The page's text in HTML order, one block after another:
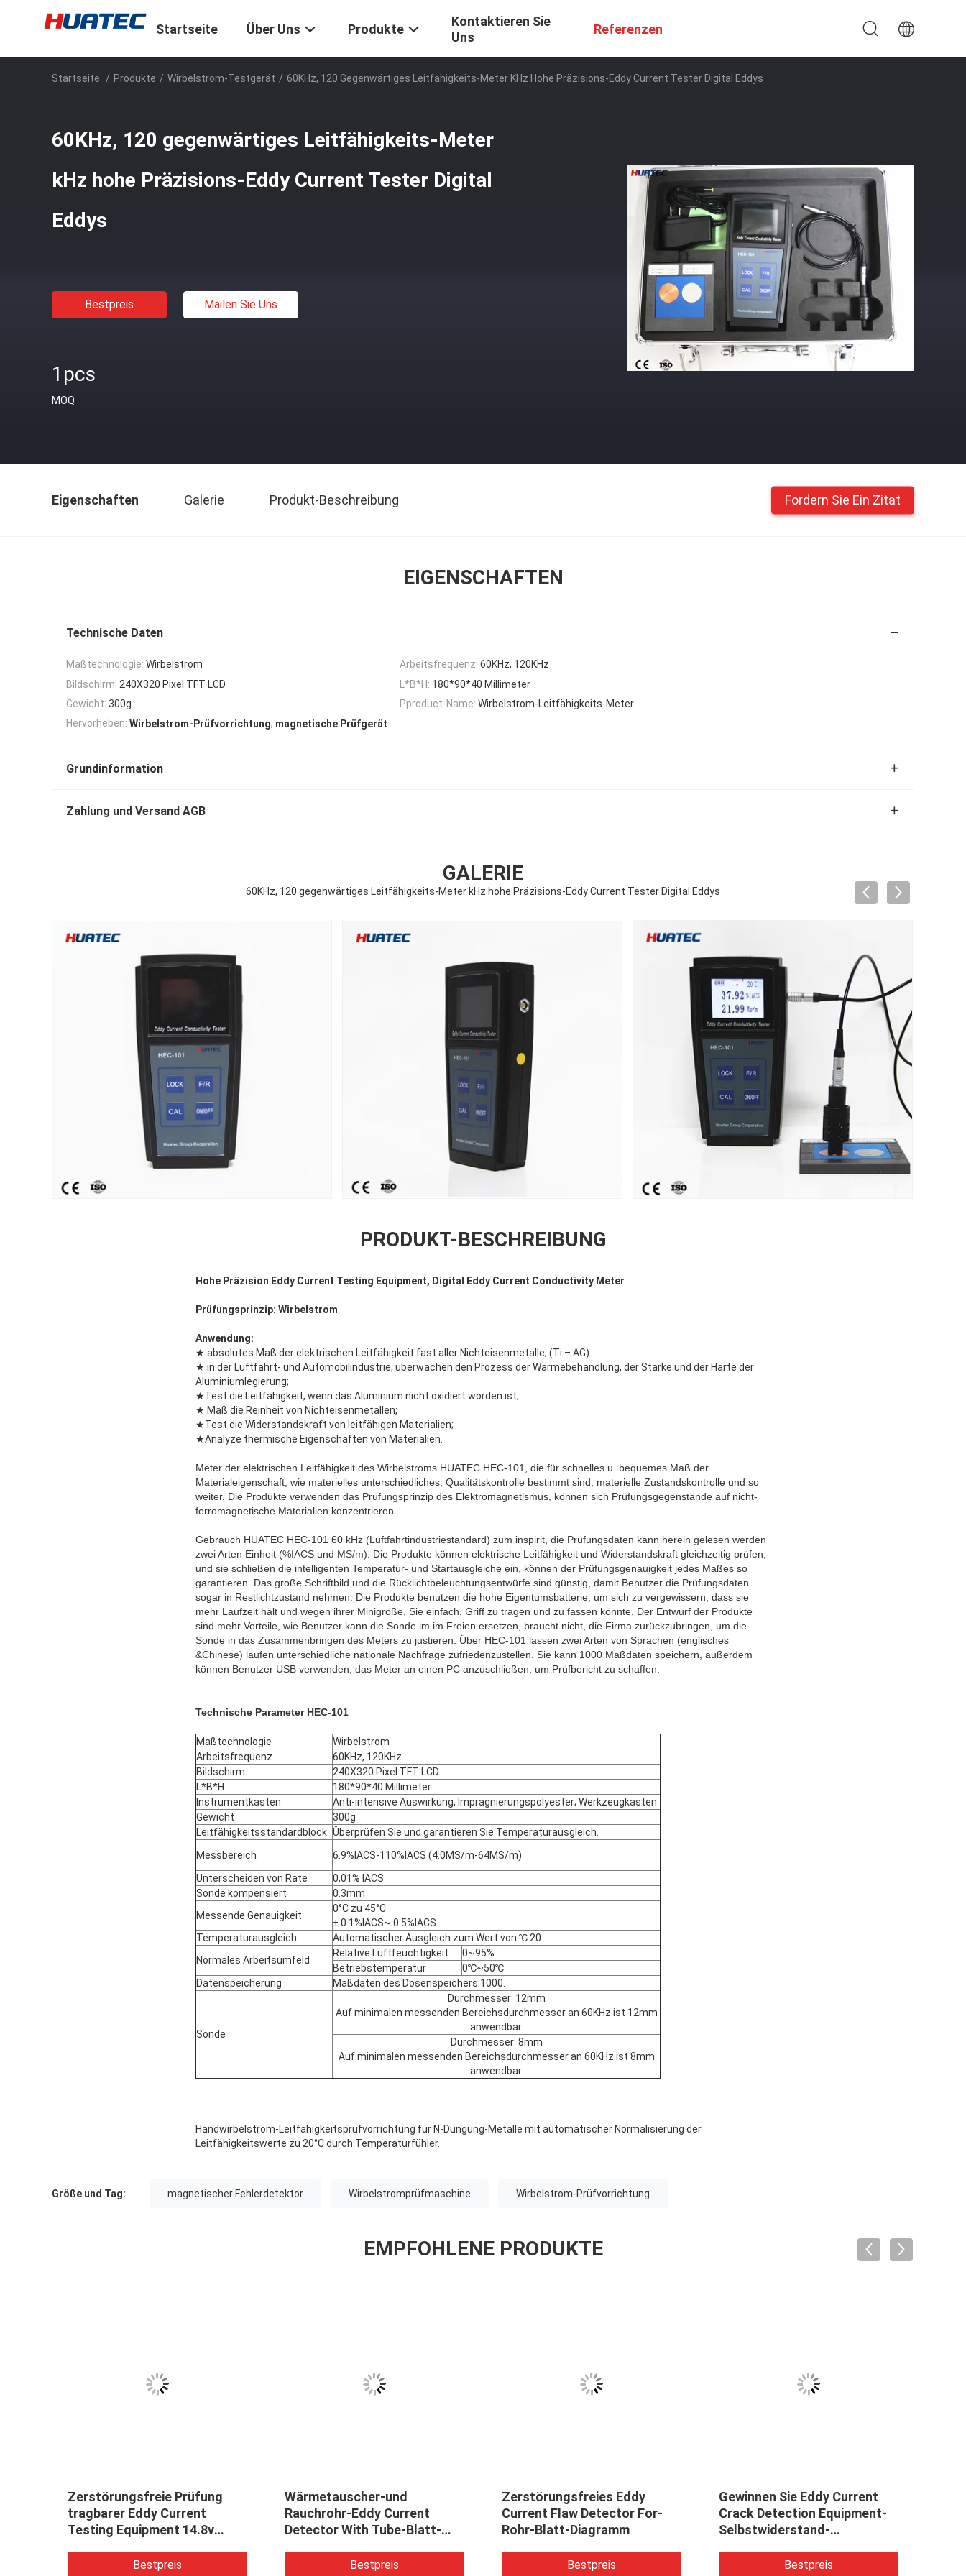
Startseite Über Uns Produkte
Kontaktieren Sie
Uns
Referenzen
Startseite / Produkte / Wirbelstrom-Testgerät / 60KHz, 120 Gegenwärtiges Leitfähigkeits-Meter KHz Hohe Präzisions-Eddy Current Tester Digital Eddys
60KHz, 120 gegenwärtiges Leitfähigkeits-Meter
kHz hohe Präzisions-Eddy Current Tester Digital
Eddys
Bestpreis Mailen Sie Uns
1pcs
MOQ
Eigenschaften Galerie Produkt-Beschreibung Fordern Sie Ein Zitat
EIGENSCHAFTEN
Technische Daten
Maßtechnologie: Wirbelstrom Arbeitsfrequenz: 60KHz, 120KHz
Bildschirm: 240X320 Pixel TFT LCD L*B*H: 180*90*40 Millimeter
Gewicht: 300g Pproduct-Name: Wirbelstrom-Leitfähigkeits-Meter
Hervorheben: Wirbelstrom-Prüfvorrichtung, magnetische Prüfgerät
Grundinformation
Zahlung und Versand AGB
GALERIE
60KHz, 120 gegenwärtiges Leitfähigkeits-Meter kHz hohe Präzisions-Eddy Current Tester Digital Eddys
PRODUKT-BESCHREIBUNG
Hohe Präzision Eddy Current Testing Equipment, Digital Eddy Current Conductivity Meter
Prüfungsprinzip: Wirbelstrom
Anwendung:
★ absolutes Maß der elektrischen Leitfähigkeit fast aller Nichteisenmetalle; (Ti – AG)
★ in der Luftfahrt- und Automobilindustrie, überwachen den Prozess der Wärmebehandlung, der Stärke und der Härte der
Aluminiumlegierung;
★Test die Leitfähigkeit, wenn das Aluminium nicht oxidiert worden ist;
★ Maß die Reinheit von Nichteisenmetallen;
★Test die Widerstandskraft von leitfähigen Materialien;
★Analyze thermische Eigenschaften von Materialien.
Meter der elektrischen Leitfähigkeit des Wirbelstroms HUATEC HEC-101, die für schnelles u. bequemes Maß der
Materialeigenschaft, wie materielles unterschiedliches, Qualitätskontrolle bestimmt sind, materielle Zustandskontrolle und so
weiter. Die Produkte verwenden das Prüfungsprinzip des Elektromagnetismus, können sich Prüfungsgegenstände auf nicht-
ferromagnetische Materialien konzentrieren.
Gebrauch HUATEC HEC-101 60 kHz (Luftfahrtindustriestandard) zum inspirit, die Prüfungsdaten kann herein gelesen werden
zwei Arten Einheit (%IACS und MS/m). Die Produkte können elektrische Leitfähigkeit und Widerstandskraft gleichzeitig prüfen,
und sie schließen die intelligenten Temperatur- und Startausgleiche ein, können der Prüfungsgenauigkeit jedes Maßes so
garantieren. Das große Schriftbild und die Rücklichtbeleuchtungsentwürfe sind günstig, damit Benutzer die Prüfungsdaten
sogar in Restlichtzustand nehmen. Die Produkte benutzen die hohe Eigentumsbatterie, um sich zu vergewissern, dass sie
mehr Laufzeit hält und wegen ihrer Minigröße, Sie einfach, Griff zu tragen und zu fassen könnte. Der Entwurf der Produkte
sind mehr Vorteile, wie Benutzer kann die Sonde im im Freien ersetzen, braucht nicht, die Firma zurückzubringen, um die
Sonde in das Zusammenbringen des Meters zu justieren. Über HEC-101 lassen zwei Arten von Sprachen (englisches
&Chinese) laufen unterschiedliche nationale Nachfrage zufriedenzustellen. Sie kann 1000 Maßdaten speichern, außerdem
können Benutzer USB verwenden, das Meter an einen PC anzuschließen, um Prüfbericht zu schaffen.
Technische Parameter HEC-101
Maßtechnologie
Wirbelstrom
Arbeitsfrequenz
60KHz, 120KHz
Bildschirm
240X320 Pixel TFT LCD
L*B*H
180*90*40 Millimeter
Instrumentkasten
Anti-intensive Auswirkung, Imprägnierungspolyester; Werkzeugkasten.
Gewicht
300g
Leitfähigkeitsstandardblock Überprüfen Sie und garantieren Sie Temperaturausgleich.
Messbereich
6.9%IACS-110%IACS (4.0MS/m-64MS/m)
Unterscheiden von Rate
0,01% IACS
Sonde kompensiert
0.3mm
Messende Genauigkeit
0°C zu 45°C
± 0.1%IACS~ 0.5%IACS
Temperaturausgleich
Automatischer Ausgleich zum Wert von ℃ 20.
Normales Arbeitsumfeld
Relative Luftfeuchtigkeit
0~95%
Betriebstemperatur
0℃~50℃
Datenspeicherung
Maßdaten des Dosenspeichers 1000.
Sonde
Durchmesser: 12mm
Auf minimalen messenden Bereichsdurchmesser an 60KHz ist 12mm
anwendbar.
Durchmesser: 8mm
Auf minimalen messenden Bereichsdurchmesser an 60KHz ist 8mm
anwendbar.
Handwirbelstrom-Leitfähigkeitsprüfvorrichtung für N-Düngung-Metalle mit automatischer Normalisierung der
Leitfähigkeitswerte zu 20°C durch Temperaturfühler.
Größe und Tag: magnetischer Fehlerdetektor Wirbelstromprüfmaschine Wirbelstrom-Prüfvorrichtung
EMPFOHLENE PRODUKTE
Zerstörungsfreie Prüfung
tragbarer Eddy Current
Testing Equipment 14.8v
Bestpreis
Wärmetauscher-und
Rauchrohr-Eddy Current
Detector With Tube-Blatt-
Bestpreis
Zerstörungsfreies Eddy
Current Flaw Detector For-
Rohr-Blatt-Diagramm
Bestpreis
Gewinnen Sie Eddy Current
Crack Detection Equipment-
Selbstwiderstand-
Verhältnis-0.1-10
Bestpreis